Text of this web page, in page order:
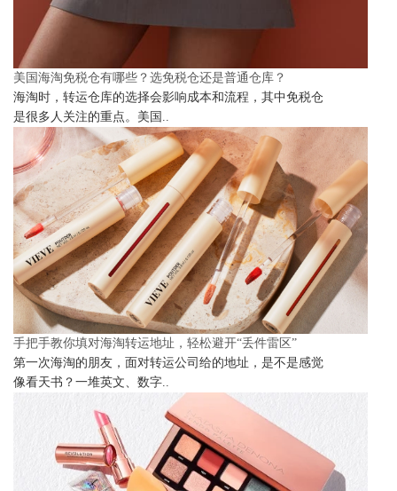
美国海淘免税仓有哪些？选免税仓还是普通仓库？
海淘时，转运仓库的选择会影响成本和流程，其中免税仓
是很多人关注的重点。美国..
手把手教你填对海淘转运地址，轻松避开“丢件雷区”
第一次海淘的朋友，面对转运公司给的地址，是不是感觉
像看天书？一堆英文、数字..